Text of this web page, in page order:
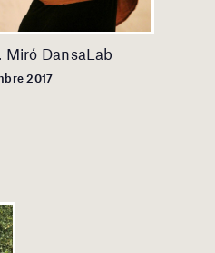
Miró DansaLab
2017